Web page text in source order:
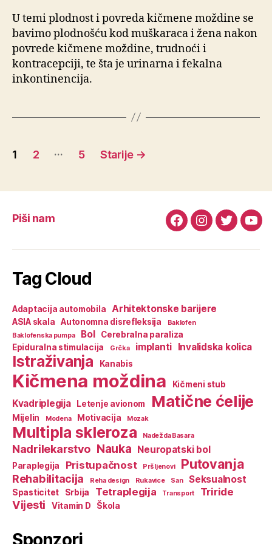
U temi plodnost i povreda kičmene moždine se
bavimo plodnošću kod muškaraca i žena nakon
povrede kičmene moždine, trudnoći i
kontracepciji, te šta je urinarna i fekalna
inkontinencija.
Posts
1 2 … 5 Starije →
Piši nam
FacebookInstagram
Twitter
Tag Cloud
Adaptacija automobila Arhitektonske barijere
ASIA skala Autonomna disrefleksija
Baklofen
Baklofenska pumpa
Bol
Cerebralna paraliza
Epiduralna stimulacija
Grčka implanti Invalidska kolica
Istraživanja Kanabis
Kičmena moždina Kičmeni stub
Kvadriplegija Letenje avionom Matične ćelije
Mijelin Modena Motivacija Mozak
Multipla skleroza Nadežda Basara
Nadrilekarstvo Nauka Neuropatski bol
Paraplegija Pristupačnost Pršljenovi Putovanja
Rehabilitacija Reha design Rukavice San Seksualnost
Spasticitet Srbija Tetraplegija Transport Triride
Vijesti Vitamin D Škola
Sponzori